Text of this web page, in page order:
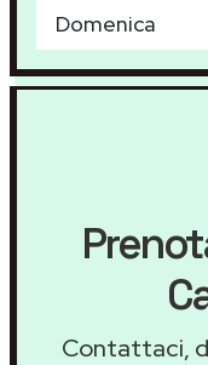
Domenica
Contattaci,